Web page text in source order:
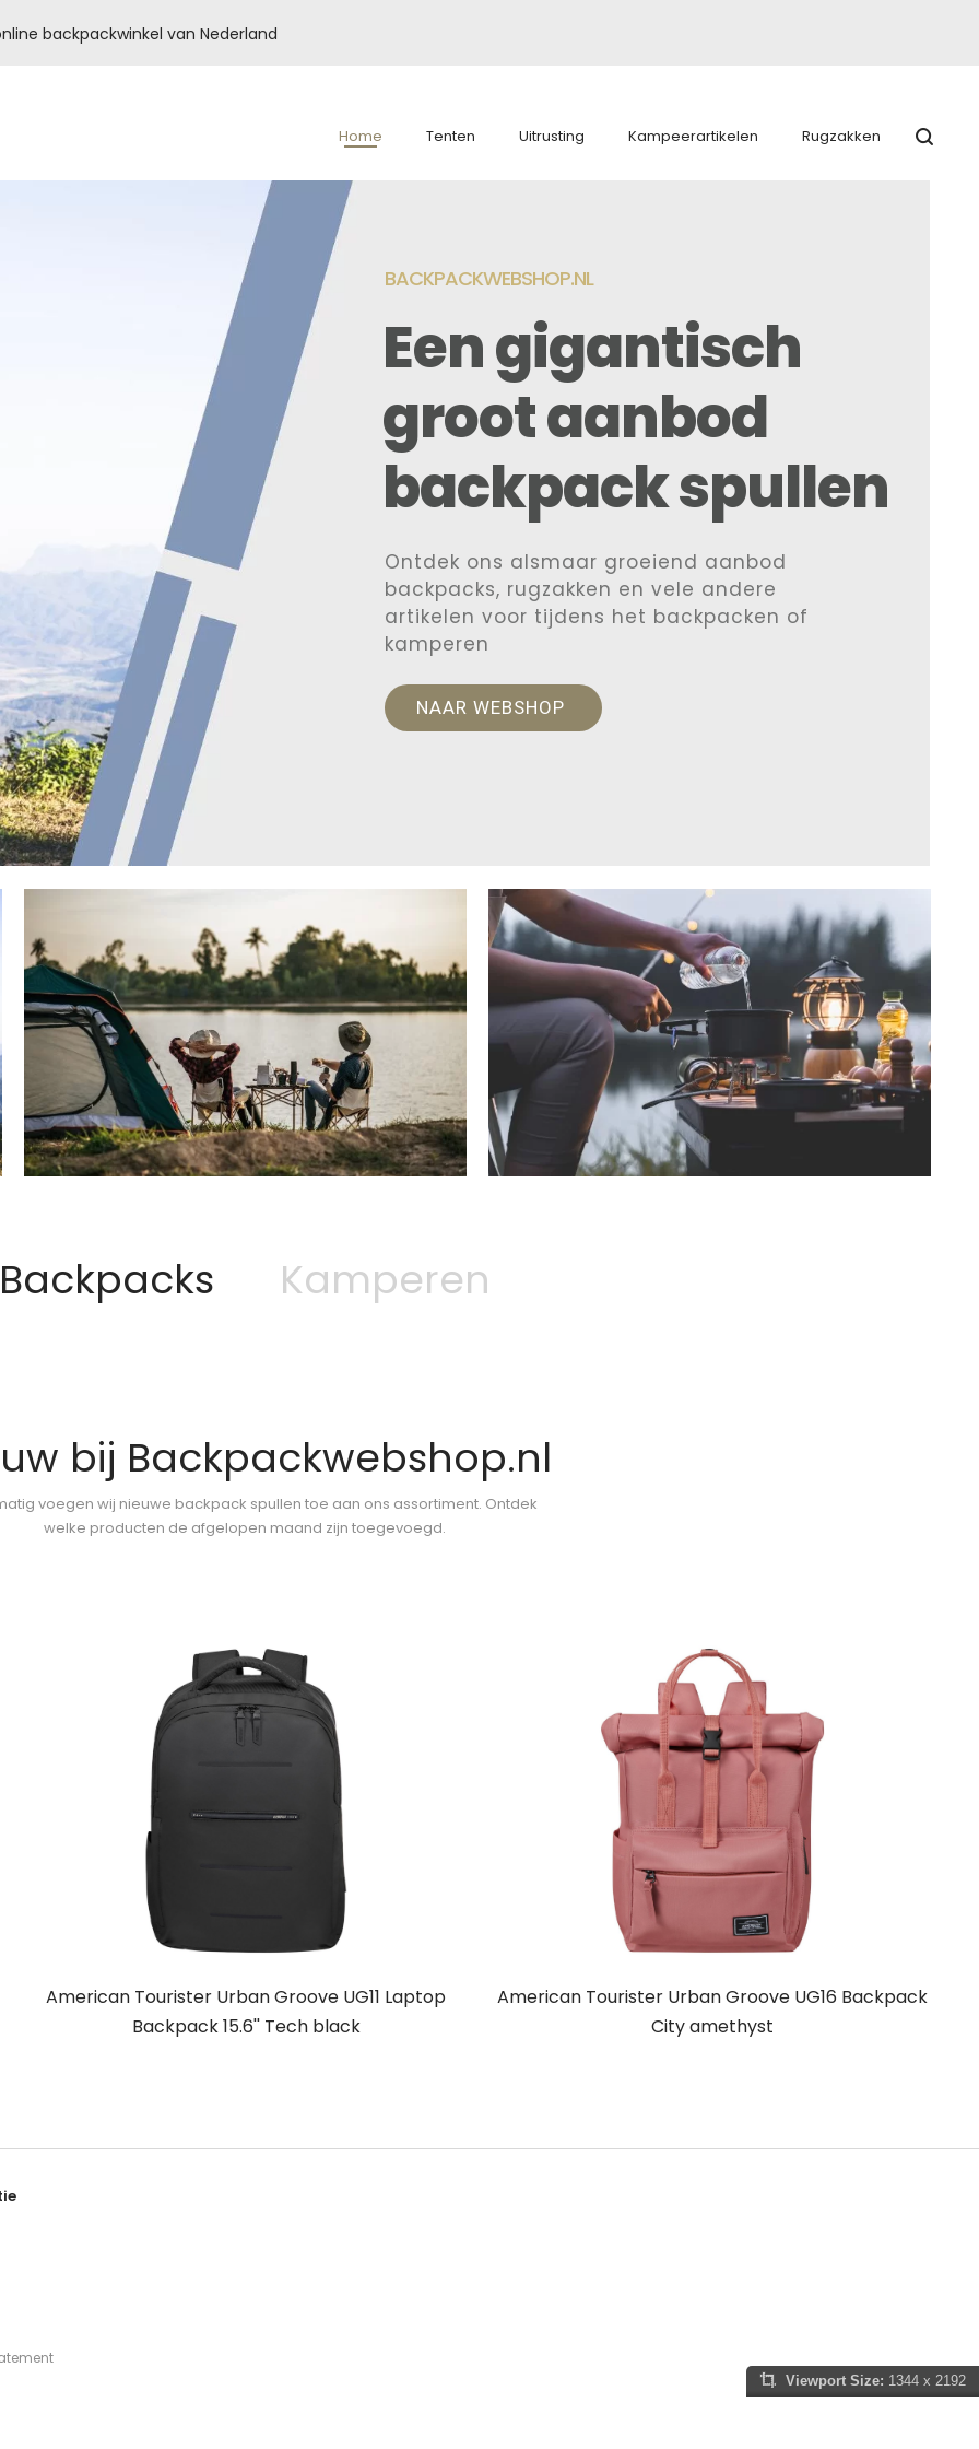
backpackwinkel van Nederland
Home Tenten Uitrusting Kampeerartikelen Rugzakken
BACKPACKWEBSHOP.NL
Een gigantisch
groot aanbod
backpack spullen
Ontdek ons alsmaar groeiend aanbod
backpacks, rugzakken en vele andere
artikelen voor tijdens het backpacken of
kamperen
NAAR WEBSHOP
Backpacks Kamperen
bij Backpackwebshop.nl
voegen wij nieuwe backpack spullen toe aan ons assortiment. Ontdek
welke producten de afgelopen maand zijn toegevoegd.
American Tourister Urban Groove UG11 Laptop
Backpack 15.6'' Tech black
American Tourister Urban Groove UG16 Backpack
City amethyst
Viewport Size: 1344 x 2192